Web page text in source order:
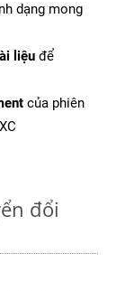
dạng mong
liệu để
của phiên
đổi